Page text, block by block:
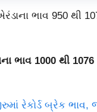
ભાવ 950 થી
1000 થી 1076
રેકોર્ડ બ્રેક ભાવ,